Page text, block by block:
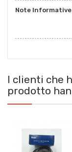
Note Informative
I clienti che
prodotto